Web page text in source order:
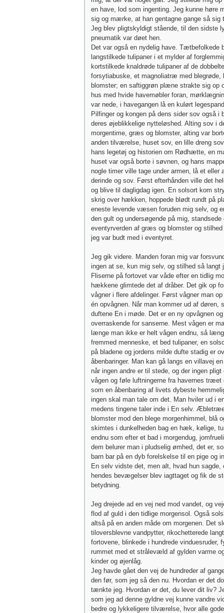
en have, lod som ingenting. Jeg kunne høre
sig og mærke, at han gentagne gange så sig
Jeg blev pligtskyldigt stående, til den sidste
pneumatik var døet hen.
Det var også en nydelig have. Tætbefolkede
langstilkede tulipaner i et mylder af
kortstilkede knaldrøde tulipaner af de
forsytiabuske, et magnoliatræ med blegrøde,
blomster; en saftiggrøn plæne strakte sig op
hus med hvide havemøbler foran,
var nede, i havegangen lå en kulørt
Pilfinger og kongen på dens sider sov også i
deres øjeblikkelige nytteløshed. Alting sov i
morgentime, græs og blomster, alting var
anden tilværelse, huset sov, en lille dreng
hans legetøj og historien om Rødhætte, en
huset var også borte i søvnen, og hans
nogle timer ville tage under armen, lå et eller
derinde og sov. Først efterhånden ville det
og blive til dagligdag igen. En solsort kom
skrig over hækken, hoppede blødt rundt på
eneste levende væsen foruden mig selv, og
den gult og undersøgende på mig, standsede
eventyrverden af græs og blomster og
jeg var budt med i eventyret.
Jeg gik videre. Manden foran mig var
ingen at se, kun mig selv, og stilhed så langt
Fliserne på fortovet var våde efter en tidlig
hækkene glimtede det af dråber. Det gik op
vågner i flere afdelinger. Først vågner man
én opvågnen. Når man kommer ud af døren,
duftene En i møde. Det er en ny opvågnen
overraskende for sanserne. Mest vågen er
længe man ikke er helt vågen endnu, så
fremmed menneske, et bed tulipaner, en
på bladene og jordens milde dufte stadig er
åbenbaringer. Man kan gå langs en villavej
når ingen andre er til stede, og der ingen
vågen og føle luftningerne fra havernes træet
som en åbenbaring af livets dybeste
ingen skal man tale om det. Man hviler ud i
medens tingene taler inde i En selv.
blomster mod den blege morgenhimmel, blå
skimtes i dunkelheden bag en hæk, kølige,
endnu som efter et bad i morgendug,
dem belurer man i pludselig ømhed, det er,
barn bar på en dyb forelskelse til en pige og
En selv vidste det, men alt, hvad hun sagde,
hendes bevægelser blev iagttaget og fik de
betydning.
Jeg drejede ad en vej ned mod vandet, og
flod af guld i den tidlige morgensol. Også
altså på en anden måde om morgenen. Det
tiloversblevne vandpytter, rikochetterede
fortovene, blinkede i hundrede vinduesruder,
rummet med et strålevæld af gylden varme
kinder og øjenlåg.
Jeg havde gået den vej de hundreder af
den før, som jeg så den nu. Hvordan er det
tænkte jeg. Hvordan er det, du lever dit liv?
som jeg ad denne gyldne vej kunne vandre
bedre og lykkeligere tilværelse, hvor alle